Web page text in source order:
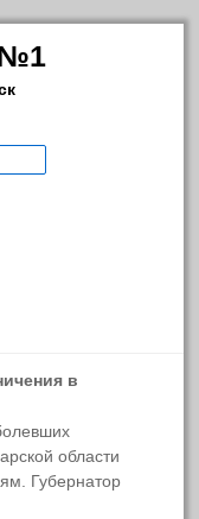
в
области
Губернатор